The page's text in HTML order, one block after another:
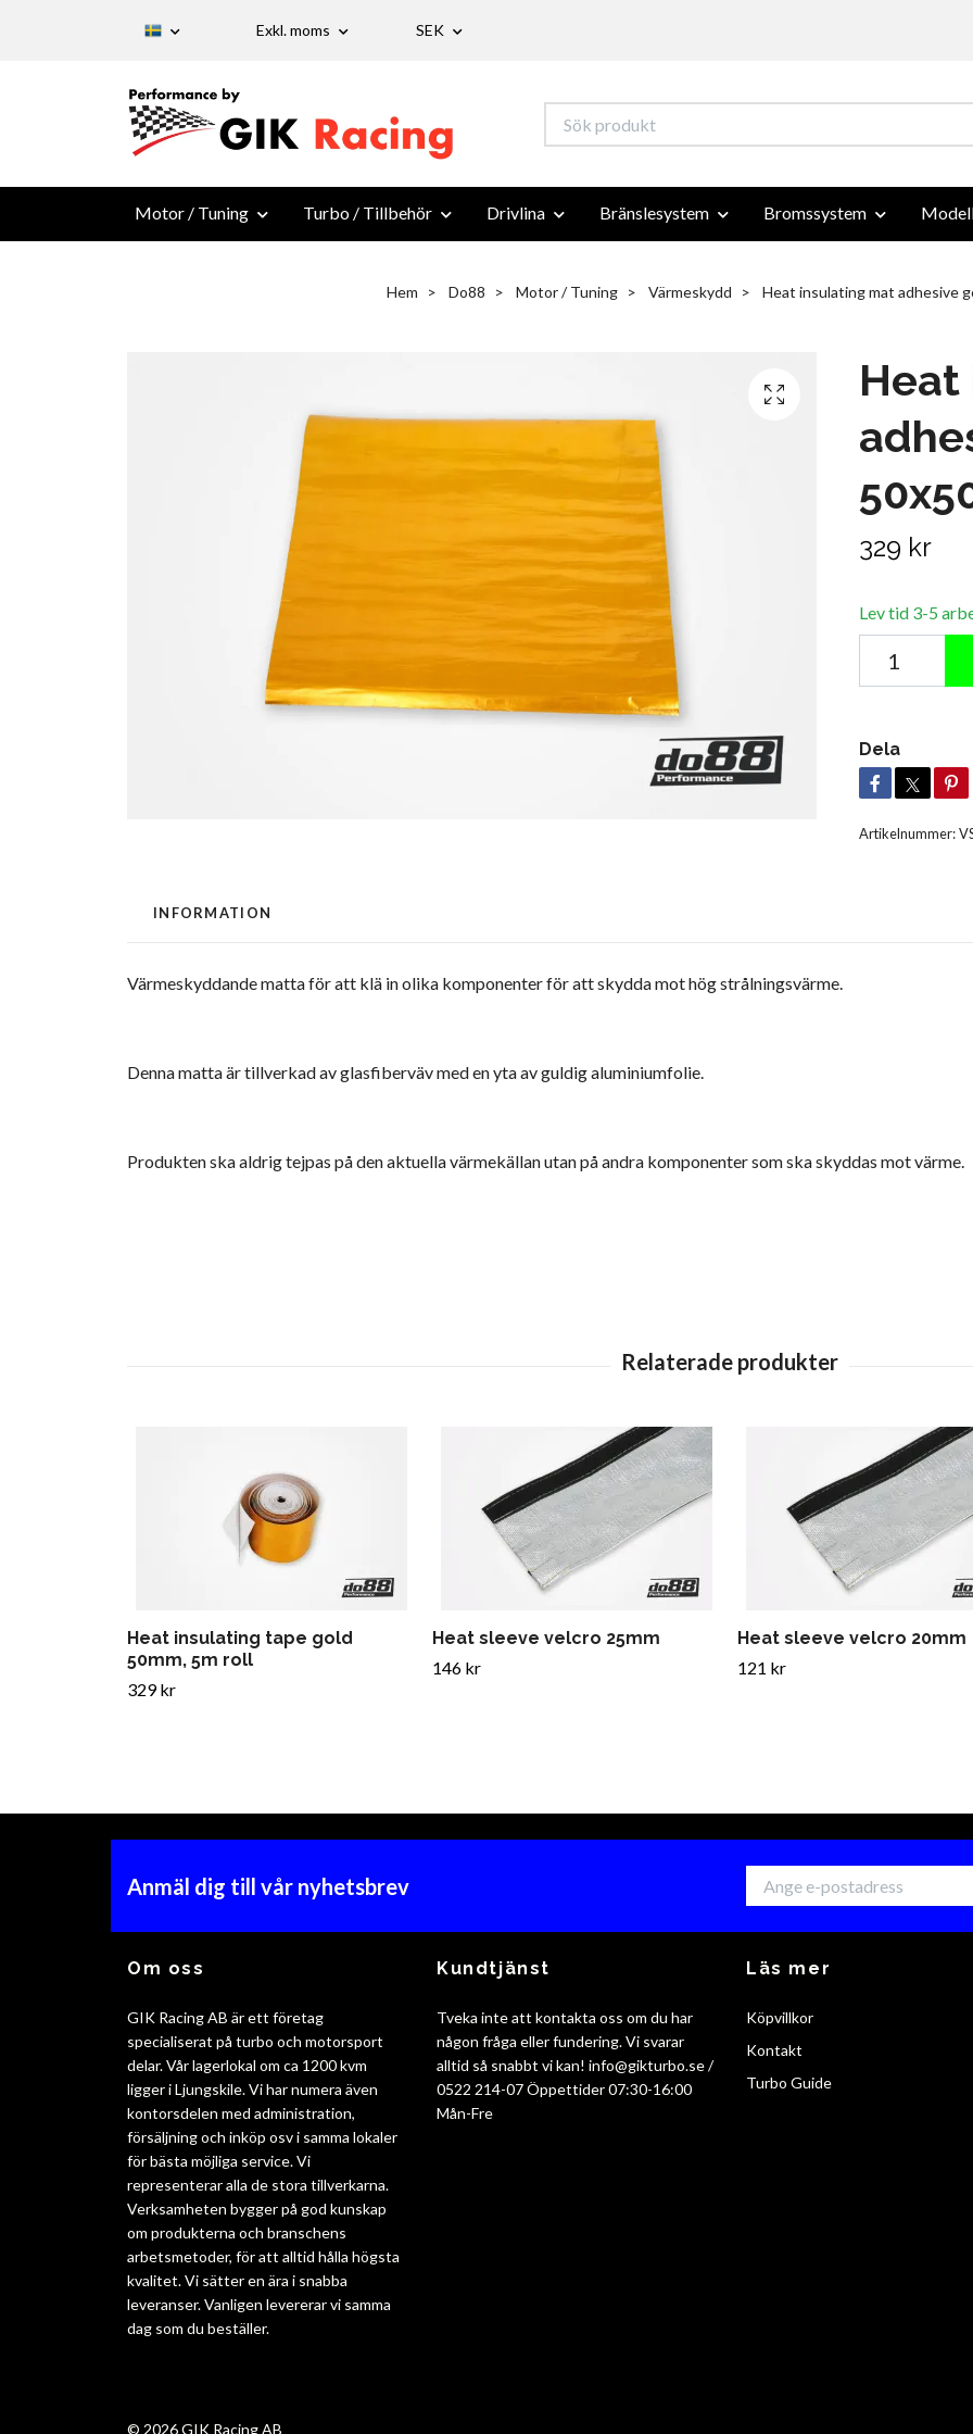
Exkl. moms SEK
Motor / Tuning Turbo / Tillbehör Drivlina Bränslesystem Bromssystem
Hem Do88 Motor / Tuning Värmeskydd Heat insulating mat adhesive
329 kr
Lev tid 3-5
Dela
Artikelnummer:
INFORMATION
Värmeskyddande mattaför att klä in olika komponenter för att skyddamot hög strålningsvärme.
Denna matta är tillverkad av glasfiberväv med en yta av guldig aluminiumfolie.
Produkten ska aldrig tejpas på den aktuella värmekällan utan på andra komponenter som ska skyddas mot värme.
Heat insulating tape gold
50mm, 5m roll
329 kr
Heat sleeve velcro 25mm
146 kr
Heat sleeve velcro 20mm
121 kr
Anmäl dig till vår nyhetsbrev
Om oss
GIK Racing AB är ett företag
specialiserat på turbo och motorsport
delar. Vår lagerlokal om ca 1200 kvm
ligger i Ljungskile. Vi har numera även
kontorsdelen med administration,
försäljning och inköp osv i samma lokaler
för bästa möjliga service. Vi
representerar alla de stora tillverkarna.
Verksamheten bygger på god kunskap
om produkterna och branschens
arbetsmetoder, för att alltid hålla högsta
kvalitet. Vi sätter en ära i snabba
leveranser. Vanligen levererar vi samma
dag som du beställer.
Kundtjänst
Tveka inte att kontakta oss om du har
någon fråga eller fundering. Vi svarar
alltid så snabbt vi kan! info@gikturbo.se/
0522 214-07 Öppettider 07:30-16:00
Mån-Fre
Läs mer
Köpvillkor
Kontakt
Turbo Guide
© 2026 GIK Racing AB